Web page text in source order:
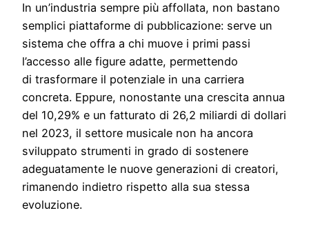
In un’industria sempre più affollata, non bastano
semplici piattaforme di pubblicazione: serve un
sistema che offra a chi muove i primi passi
l’accesso alle figure adatte, permettendo
di trasformare il potenziale in una carriera
concreta. Eppure, nonostante una crescita annua
del 10,29% e un fatturato di 26,2 miliardi di dollari
nel 2023, il settore musicale non ha ancora
sviluppato strumenti in grado di sostenere
adeguatamente le nuove generazioni di creatori,
rimanendo indietro rispetto alla sua stessa
evoluzione.